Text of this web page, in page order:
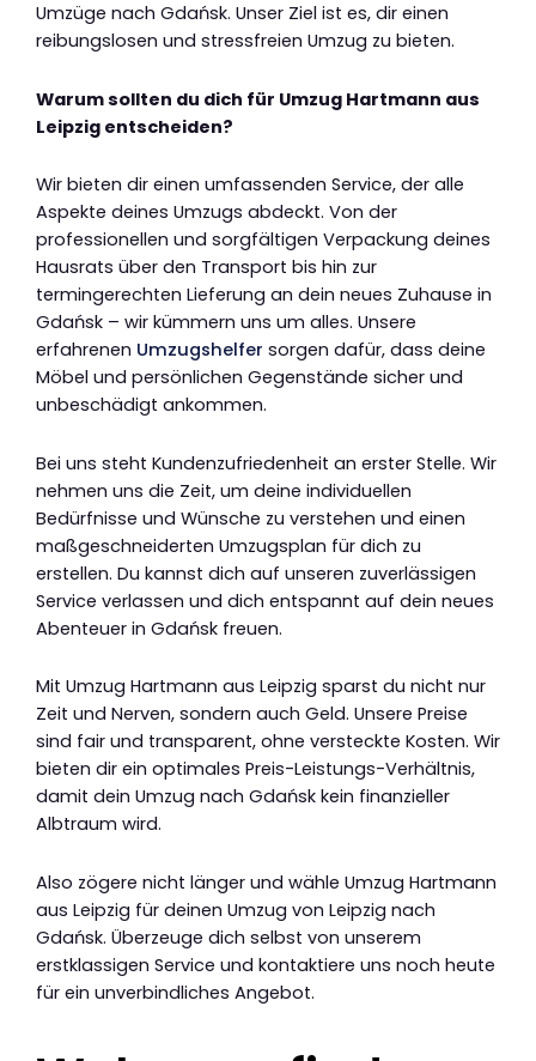
Umzüge nach Gdańsk. Unser Ziel ist es, dir einen
reibungslosen und stressfreien Umzug zu bieten.
Warum sollten du dich für Umzug Hartmann aus
Leipzig entscheiden?
Wir bieten dir einen umfassenden Service, der alle
Aspekte deines Umzugs abdeckt. Von der
professionellen und sorgfältigen Verpackung deines
Hausrats über den Transport bis hin zur
termingerechten Lieferung an dein neues Zuhause in
Gdańsk – wir kümmern uns um alles. Unsere
erfahrenen Umzugshelfer sorgen dafür, dass deine
Möbel und persönlichen Gegenstände sicher und
unbeschädigt ankommen.
Bei uns steht Kundenzufriedenheit an erster Stelle. Wir
nehmen uns die Zeit, um deine individuellen
Bedürfnisse und Wünsche zu verstehen und einen
maßgeschneiderten Umzugsplan für dich zu
erstellen. Du kannst dich auf unseren zuverlässigen
Service verlassen und dich entspannt auf dein neues
Abenteuer in Gdańsk freuen.
Mit Umzug Hartmann aus Leipzig sparst du nicht nur
Zeit und Nerven, sondern auch Geld. Unsere Preise
sind fair und transparent, ohne versteckte Kosten. Wir
bieten dir ein optimales Preis-Leistungs-Verhältnis,
damit dein Umzug nach Gdańsk kein finanzieller
Albtraum wird.
Also zögere nicht länger und wähle Umzug Hartmann
aus Leipzig für deinen Umzug von Leipzig nach
Gdańsk. Überzeuge dich selbst von unserem
erstklassigen Service und kontaktiere uns noch heute
für ein unverbindliches Angebot.